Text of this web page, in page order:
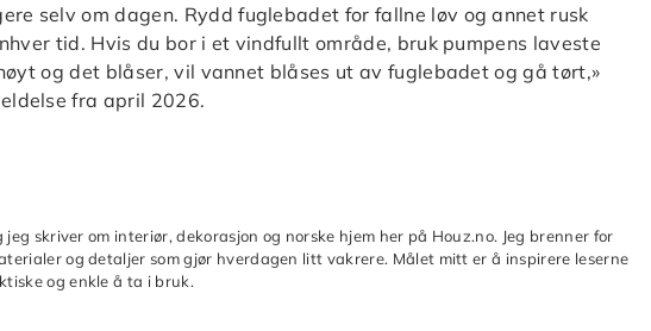
selv om dagen. Rydd fuglebadet for fallne løv og annet rusk
tid. Hvis du bor i et vindfullt område, bruk pumpens laveste
og det blåser, vil vannet blåses ut av fuglebadet og gå tørt,»
fra april 2026.
jeg skriver om interiør, dekorasjon og norske hjem her på Houz.no. Jeg brenner for
og detaljer som gjør hverdagen litt vakrere. Målet mitt er å inspirere leserne
og enkle å ta i bruk.